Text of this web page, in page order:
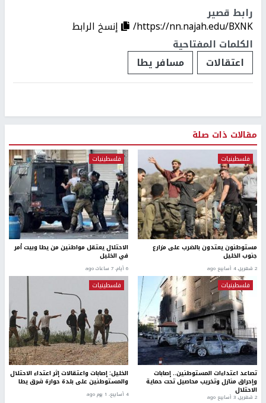
رابط قصير
https://nn.najah.edu/BXNK/
إنسخ الرابط
الكلمات المفتاحية
اعتقالات
مسافر يطا
مقالات ذات صلة
فلسطينيات
مستوطنون يعتدون بالضرب على مزارع
جنوب الخليل
2 شهرين، 4 أسابيع ago
فلسطينيات
الاحتلال يعتقل مواطنين من يطا وبيت أمر
في الخليل
6 أيام، 7 ساعات ago
فلسطينيات
تصاعد اعتداءات المستوطنين.. إصابات
وإحراق منازل وتخريب محاصيل تحت حماية
الاحتلال
2 شهرين، 3 أسابيع ago
فلسطينيات
الخليل: إصابات واعتقالات إثر اعتداء الاحتلال
والمستوطنين على بلدة حوارة شرق يطا
4 أسابيع، 1 يوم ago